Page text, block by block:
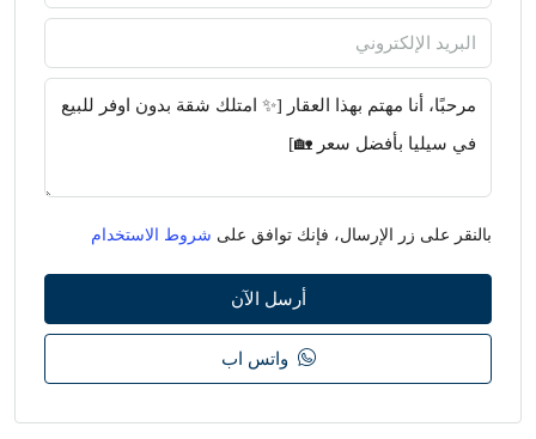
بالنقر على زر الإرسال، فإنك توافق على شروط الاستخدام
أرسل الآن
واتس اب